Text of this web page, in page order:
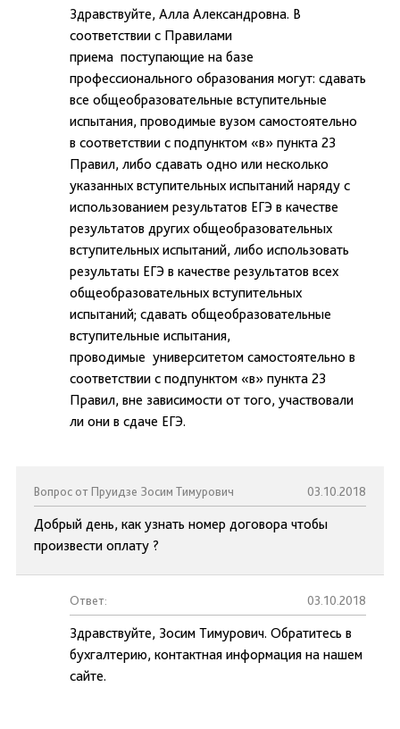
Здравствуйте, Алла Александровна. В
соответствии с Правилами
приема поступающие на базе
профессионального образования могут: сдавать
все общеобразовательные вступительные
испытания, проводимые вузом самостоятельно
в соответствии с подпунктом «в» пункта 23
Правил, либо сдавать одно или несколько
указанных вступительных испытаний наряду с
использованием результатов ЕГЭ в качестве
результатов других общеобразовательных
вступительных испытаний, либо использовать
результаты ЕГЭ в качестве результатов всех
общеобразовательных вступительных
испытаний; сдавать общеобразовательные
вступительные испытания,
проводимые университетом самостоятельно в
соответствии с подпунктом «в» пункта 23
Правил, вне зависимости от того, участвовали
ли они в сдаче ЕГЭ.
Вопрос от Пруидзе Зосим Тимурович 03.10.2018
Добрый день, как узнать номер договора чтобы
произвести оплату ?
Ответ: 03.10.2018
Здравствуйте, Зосим Тимурович. Обратитесь в
бухгалтерию, контактная информация на нашем
сайте.